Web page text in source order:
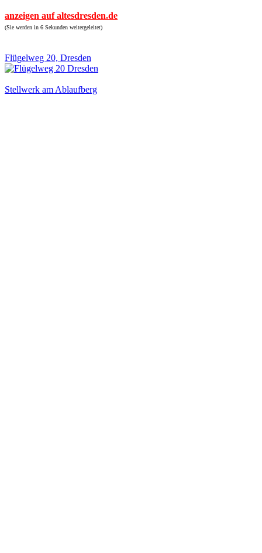
anzeigen auf altesdresden.de
(Sie werden in 6 Sekunden weitergeleitet)
Flügelweg 20, Dresden
Stellwerk am Ablaufberg